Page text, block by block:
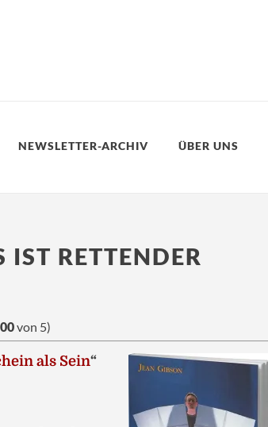
NEWSLETTER-ARCHIV ÜBER UNS
RETTENDER
von 5)
als Sein“